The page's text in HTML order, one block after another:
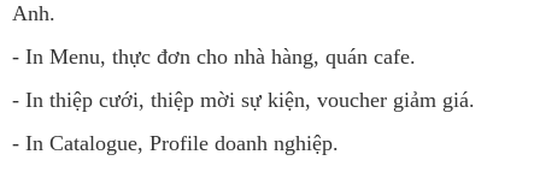
Anh.
- In Menu, thực đơn cho nhà hàng, quán cafe.
- In thiệp cưới, thiệp mời sự kiện, voucher giảm giá.
- In Catalogue, Profile doanh nghiệp.